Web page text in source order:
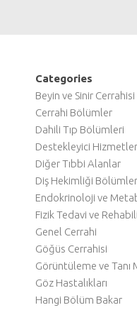
Categories
Beyin ve Sinir Cerrahisi
Cerrahi Bölümler
Dahili Tıp Bölümleri
Destekleyici Hizmetler
Diğer Tıbbi Alanlar
Diş Hekimliği Bölümler
Endokrinoloji ve
Fizik Tedavi ve
Genel Cerrahi
Göğüs Cerrahisi
Görüntüleme ve Tanı
Göz Hastalıkları
Hangi Bölüm Bakar